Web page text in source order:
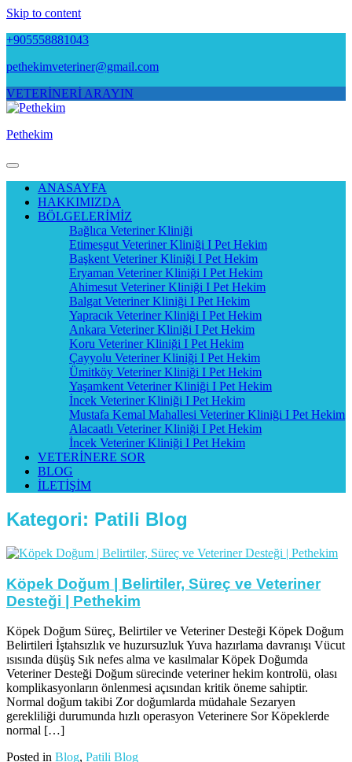
Skip to content
+905558881043
pethekimveteriner@gmail.com
VETERİNERİ ARAYIN
Pethekim
ANASAYFA
HAKKIMIZDA
BÖLGELERİMİZ
Bağlıca Veteriner Kliniği
Etimesgut Veteriner Kliniği I Pet Hekim
Başkent Veteriner Kliniği I Pet Hekim
Eryaman Veteriner Kliniği I Pet Hekim
Ahimesut Veteriner Kliniği I Pet Hekim
Balgat Veteriner Kliniği I Pet Hekim
Yapracık Veteriner Kliniği I Pet Hekim
Ankara Veteriner Kliniği I Pet Hekim
Koru Veteriner Kliniği I Pet Hekim
Çayyolu Veteriner Kliniği I Pet Hekim
Ümitköy Veteriner Kliniği I Pet Hekim
Yaşamkent Veteriner Kliniği I Pet Hekim
İncek Veteriner Kliniği I Pet Hekim
Mustafa Kemal Mahallesi Veteriner Kliniği I Pet Hekim
Alacaatlı Veteriner Kliniği I Pet Hekim
İncek Veteriner Kliniği I Pet Hekim
VETERİNERE SOR
BLOG
İLETİŞİM
Kategori: Patili Blog
Köpek Doğum | Belirtiler, Süreç ve Veteriner
Desteği | Pethekim
Köpek Doğum Süreç, Belirtiler ve Veteriner Desteği Köpek Doğum
Belirtileri İştahsızlık ve huzursuzluk Yuva hazırlama davranışı Vücut
ısısında düşüş Sık nefes alma ve kasılmalar Köpek Doğumda
Veteriner Desteği Doğum sürecinde veteriner hekim kontrolü, olası
komplikasyonların önlenmesi açısından kritik öneme sahiptir.
Normal doğum takibi Zor doğumlarda müdahale Sezaryen
gerekliliği durumunda hızlı operasyon Veterinere Sor Köpeklerde
normal […]
Posted in Blog, Patili Blog